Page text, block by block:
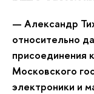
— Александр
относительно
присоединения
Московского
электроники и